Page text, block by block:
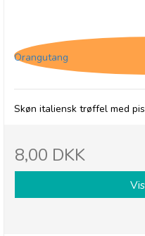
Orangutang
Skøn italiensk trøffel med
8,00 DKK